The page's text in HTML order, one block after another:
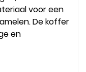
voor een
De koffer
en